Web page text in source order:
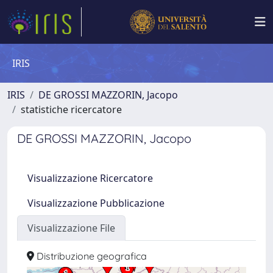
IRIS
IRIS
DE GROSSI MAZZORIN, Jacopo
statistiche ricercatore
DE GROSSI MAZZORIN, Jacopo
Visualizzazione Ricercatore
Visualizzazione Pubblicazione
Visualizzazione File
Distribuzione geografica